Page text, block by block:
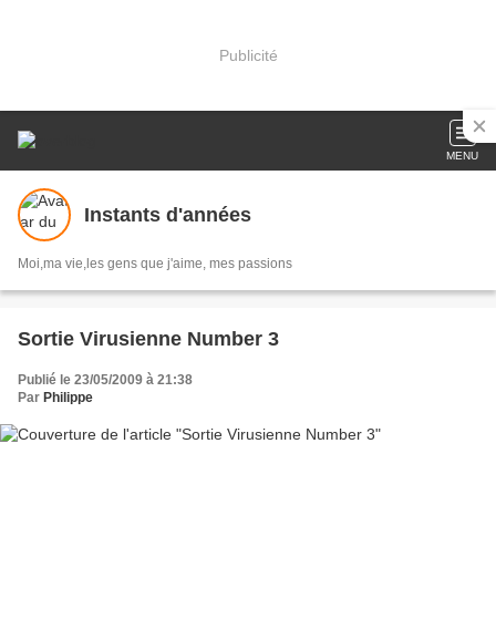
Publicité
MENU
Instants d'années
Moi,ma vie,les gens que j'aime, mes passions
Sortie Virusienne Number 3
Publié le 23/05/2009 à 21:38
Par Philippe